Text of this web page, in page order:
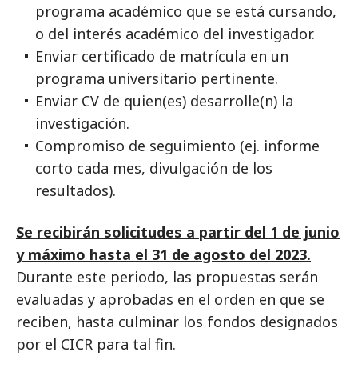
programa académico que se está cursando,
o del interés académico del investigador.
Enviar certificado de matrícula en un
programa universitario pertinente.
Enviar CV de quien(es) desarrolle(n) la
investigación.
Compromiso de seguimiento (ej. informe
corto cada mes, divulgación de los
resultados).
Se recibirán solicitudes a partir del 1 de junio
y máximo hasta el 31 de agosto del 2023.
Durante este periodo, las propuestas serán
evaluadas y aprobadas en el orden en que se
reciben, hasta culminar los fondos designados
por el CICR para tal fin.